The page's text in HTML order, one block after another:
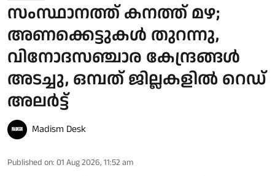
സംസ്ഥാനത്ത് കനത്ത് മഴ;
അണക്കെട്ടുകള്‍ തുറന്നു,
വിനോദസഞ്ചാര കേന്ദ്രങ്ങള്‍
അടച്ചു, ഒമ്പത് ജില്ലകളില്‍ റെഡ്
അലര്‍ട്ട്
Madism Desk
Published on: 01 Aug 2026, 11:52 am